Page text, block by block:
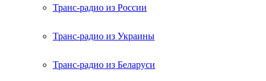
Транс-радио из России
Транс-радио из Украины
Транс-радио из Беларуси